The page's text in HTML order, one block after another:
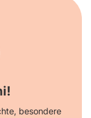
besondere